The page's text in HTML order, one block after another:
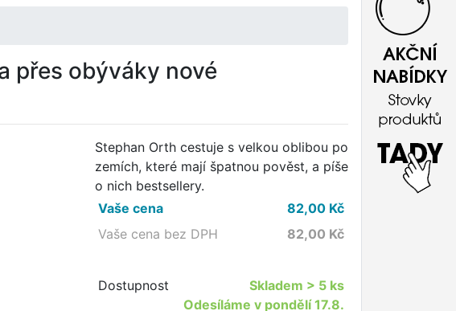
přes obýváky nové
Stephan Orth cestuje s velkou oblibou po
zemích, které mají špatnou pověst, a píše
o nich bestsellery.
Vaše cena
82,00Kč
Vaše cena bez DPH
82,00 Kč
Dostupnost Skladem > 5 ks
Odesíláme v pondělí 17.8.